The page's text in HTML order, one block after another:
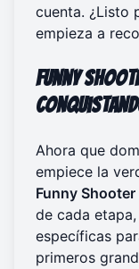
cuenta. ¿Listo
empieza a
Funny
Ahora que
empiece la
Funny
de cada
específicas
primeros